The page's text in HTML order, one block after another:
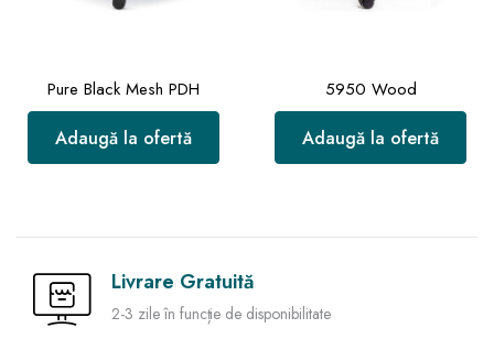
Pure Black Mesh PDH
Adaugă la ofertă
5950 Wood
Adaugă la ofertă
Livrare Gratuită
2-3 zile în funcție de disponibilitate